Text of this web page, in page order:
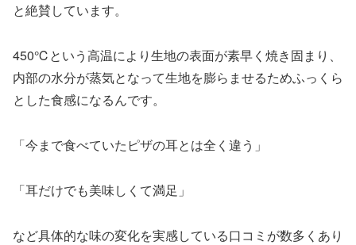
と絶賛しています。
450℃という高温により生地の表面が素早く焼き固まり、
内部の水分が蒸気となって生地を膨らませるためふっくら
とした食感になるんです。
「今まで食べていたピザの耳とは全く違う」
「耳だけでも美味しくて満足」
など具体的な味の変化を実感している口コミが数多くあり